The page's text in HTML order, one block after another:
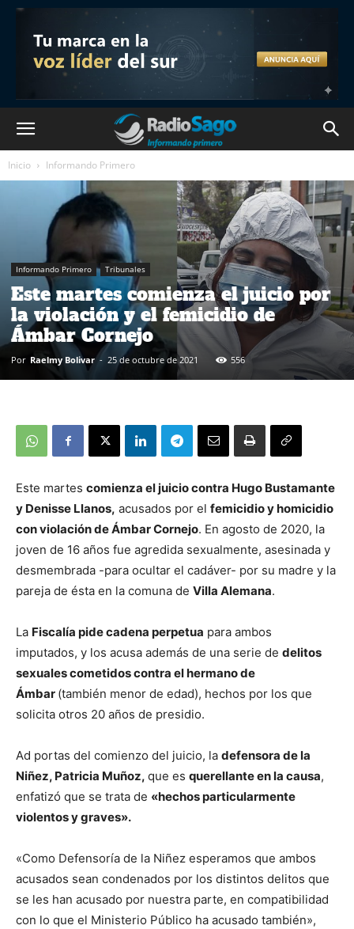
Inicio Informando Primero
Informando Primero Tribunales
Este martes comienza el juicio por
la violación y el femicidio de
Ámbar Cornejo
Por Raelmy Bolivar - 25 de octubre de 2021 556
Este martes comienza el juicio contra Hugo Bustamante
y Denisse Llanos, acusados por el femicidio y homicidio
con violación de Ámbar Cornejo. En agosto de 2020, la
joven de 16 años fue agredida sexualmente, asesinada y
desmembrada -para ocultar el cadáver- por su madre y la
pareja de ésta en la comuna de Villa Alemana.
La Fiscalía pide cadena perpetua para ambos
imputados, y los acusa además de una serie de delitos
sexuales cometidos contra el hermano de
Ámbar (también menor de edad), hechos por los que
solicita otros 20 años de presidio.
Ad portas del comienzo del juicio, la defensora de la
Niñez, Patricia Muñoz, que es querellante en la causa,
enfatizó que se trata de «hechos particularmente
violentos y graves».
«Como Defensoría de la Niñez esperamos que ambos
acusados sean condenados por los distintos delitos que
se les han acusado por nuestra parte, en compatibilidad
con lo que el Ministerio Público ha acusado también»,